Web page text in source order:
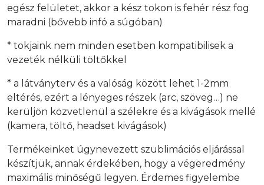
egész felületet, akkor a kész tokon is fehér rész fog
maradni (bővebb infó a súgóban)
* tokjaink nem minden esetben kompatibilisek a
vezeték nélküli töltőkkel
* a látványterv és a valóság között lehet 1-2mm
eltérés, ezért a lényeges részek (arc, szöveg…) ne
kerüljön közvetlenül a szélekre és a kivágások mellé
(kamera, töltő, headset kivágások)
Termékeinket úgynevezett szublimációs eljárással
készítjük, annak érdekében, hogy a végeredmény
maximális minőségű legyen. Érdemes figyelembe